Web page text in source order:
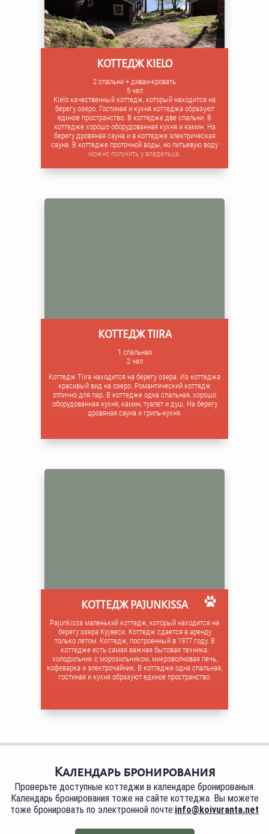
КОТТЕДЖ KIELO
2 спальни + диван-кровать
5 чел
Kielo качественный коттедж, который находится на
берегу озеро. Гостиная и кухня коттеджа образуют
единое пространство. В коттедже две спальни. В
коттедже хорошо оборудованная кухня и камин. На
берегу дровяная сауна и в коттедже электрическая
сауна. В коттедже проточной воды, но питьевую воду
можно получить у владельца.
КОТТЕДЖ TIIRA
1 спальная
2 чел
Коттедж Tiira находится на берегу озера. Из коттеджа
красивый вид на озеро. Романтический коттедж
отлично для пар. В коттедже одна спальная, хорошо
оборудованная кухня, камин, туалет и душ. На берегу
дровяная сауна и гриль-кухня.
КОТТЕДЖ PAJUNKISSA
Pajunkissa маленький коттедж, который находится на
берегу озера Куувеси. Коттедж сдается в аренду
только летом. Коттедж, построенный в 1977 году. В
коттедже есть самая важная бытовая техника:
холодильник с морозильником, микроволновая печь,
кофеварка и электрочайник. В коттедже одна спальная,
гостиная и кухня образуют единое пространство.
Календарь бронирования
Проверьте доступные коттеджи в календаре бронированыя.
Календарь бронирования тоже на сайте коттеджа. Вы можете
тоже бронировать по электронной почте:info@koivuranta.net